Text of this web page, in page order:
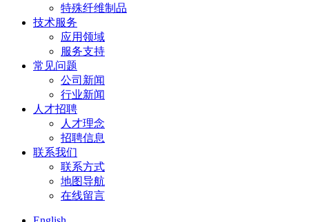
特殊纤维制品
技术服务
应用领域
服务支持
常见问题
公司新闻
行业新闻
人才招聘
人才理念
招聘信息
联系我们
联系方式
地图导航
在线留言